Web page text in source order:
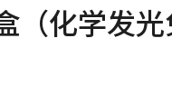
化学发光